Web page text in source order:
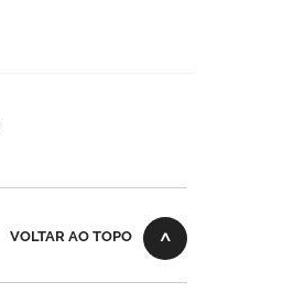
VOLTAR AO TOPO